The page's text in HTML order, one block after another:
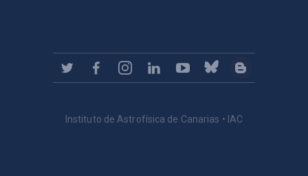
Instituto de Astrofísica de Canarias • IAC